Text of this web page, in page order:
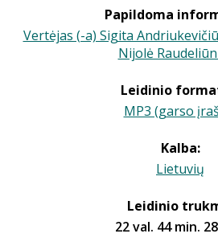
Papildoma
Vertėjas (-a) Sigita
Nijolė
Leidinio
MP3 (garso
Kalba:
Lietuvių
Leidinio
22 val. 44 min.